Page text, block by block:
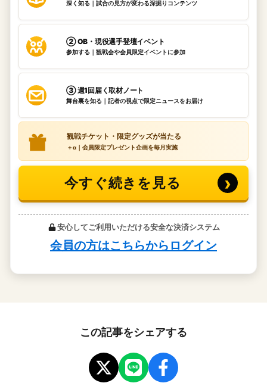
この記事をシェアする